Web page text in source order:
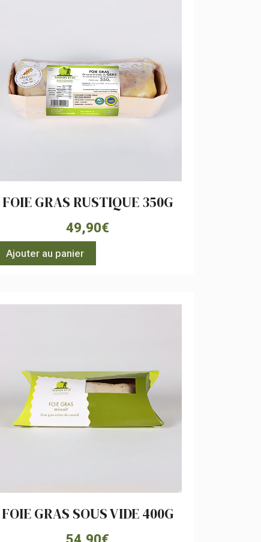
FOIE GRAS RUSTIQUE 350G
49,90€
Ajouter au panier
FOIE GRAS SOUS VIDE 400G